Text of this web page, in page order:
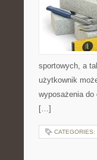
sportowych, a
użytkownik
wyposażenia
[…]
CATEGORIES: